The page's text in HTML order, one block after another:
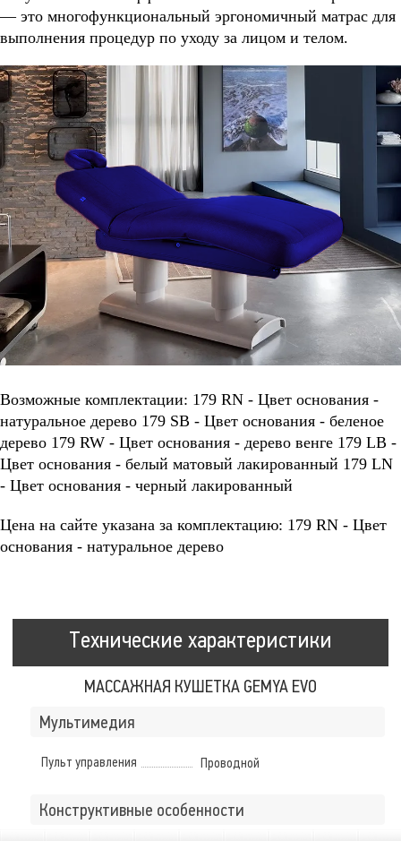
— это многофункциональный эргономичный матрас для
выполнения процедур по уходу за лицом и телом.
Возможные комплектации: 179 RN - Цвет основания -
натуральное дерево 179 SB - Цвет основания - беленое
дерево 179 RW - Цвет основания - дерево венге 179 LB -
Цвет основания - белый матовый лакированный 179 LN
- Цвет основания - черный лакированный
Цена на сайте указана за комплектацию: 179 RN - Цвет
основания - натуральное дерево
Технические характеристики
МАССАЖНАЯ КУШЕТКА GEMYA EVO
Мультимедия
Пульт управления Проводной
Конструктивные особенности